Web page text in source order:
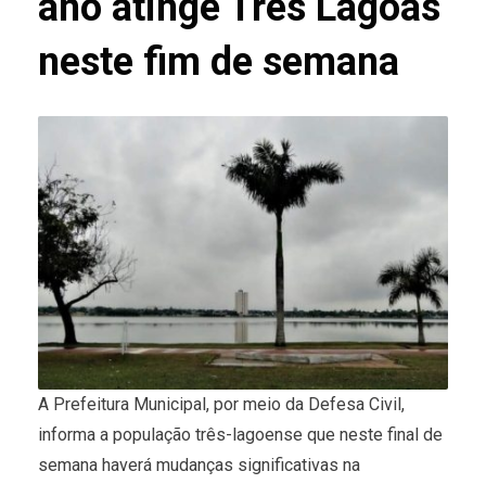
neste fim de semana
A Prefeitura Municipal, por meio da Defesa Civil,
informa a população três-lagoense que neste final de
semana haverá mudanças significativas na